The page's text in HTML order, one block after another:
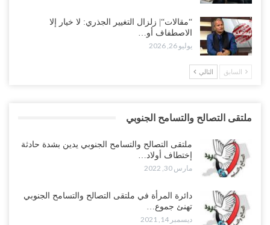
“مقالات“| زلزال التغيير الجذري: لا خيار إلا
الاصطفاف أو…
يوليو 26, 2026
السابق التالي
ملتقى التصالح والتسامح الجنوبي
ملتقى التصالح والتسامح الجنوبي يدين بشدة حادثة
إختطاف أولاد…
مارس 30, 2022
دائرة المرأة في ملتقى التصالح والتسامح الجنوبي
تهنئ جموع…
ديسمبر 14, 2021